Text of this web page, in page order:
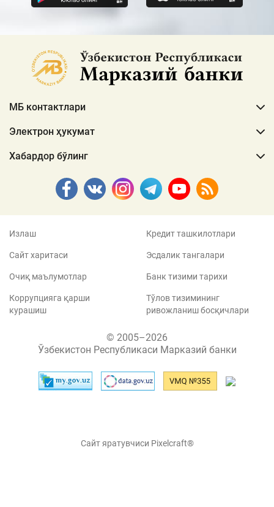
МБ контактлари
Электрон ҳукумат
Хабардор бўлинг
Излаш
Сайт харитаси
Очиқ маълумотлар
Коррупцияга қарши
курашиш
Кредит ташкилотлари
Эсдалик тангалари
Банк тизими тарихи
Тўлов тизимининг
ривожланиш босқичлари
© 2005–2026
Ўзбекистон Республикаси Марказий банки
Сайт яратувчиси Pixelcraft®